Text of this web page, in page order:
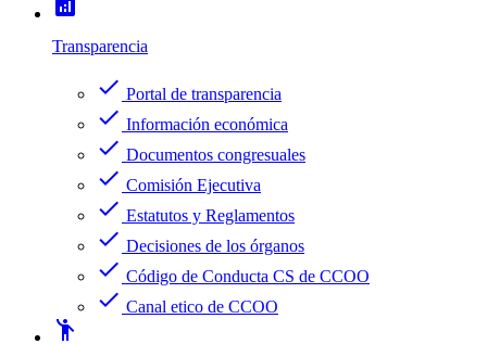
analytics
Transparencia
check Portal de transparencia
check Información económica
check Documentos congresuales
check Comisión Ejecutiva
check Estatutos y Reglamentos
check Decisiones de los órganos
check Código de Conducta CS de CCOO
check Canal etico de CCOO
emoji_people